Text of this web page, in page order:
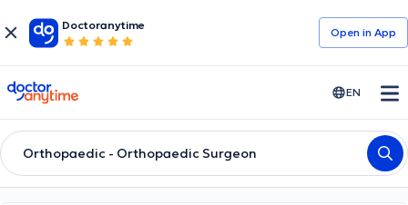
Doctoranytime
Open in Αpp
doctoranytime EN
Orthopaedic - Orthopaedic Surgeon